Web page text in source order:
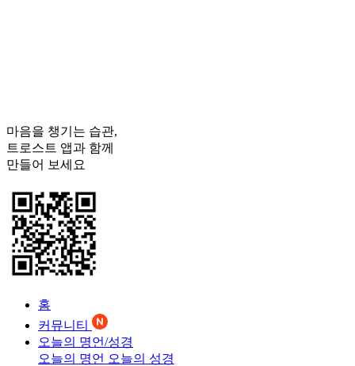
마음을 챙기는 습관,
트로스트 앱과 함께
만들어 보세요
홈
커뮤니티
오늘의 명언/성경
오늘의 명언 오늘의 성경